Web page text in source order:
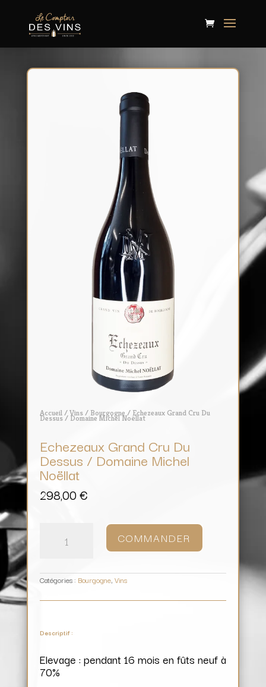
Accueil/Vins/ Bourgogne / Echezeaux Grand Cru Du
Dessus / Domaine Michel Noëllat
Echezeaux Grand Cru Du
Dessus / Domaine Michel
Noëllat
298,00€
Michel
Noëllat
COMMANDER
Catégories : Bourgogne, Vins
Descriptif :
Elevage : pendant 16 mois en fûts neuf à
70%